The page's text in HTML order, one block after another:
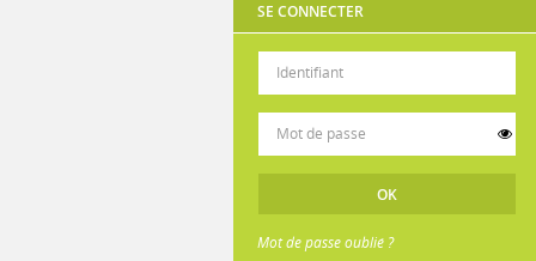
SE CONNECTER
Mot de passe oublié ?